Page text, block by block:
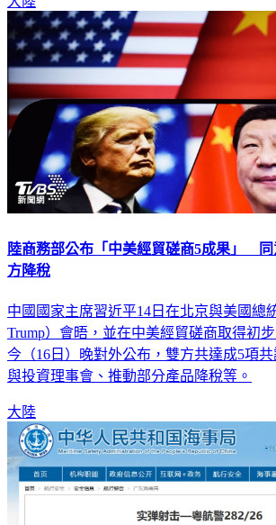
大陸
陸商務部公布「中美經貿磋商5成果」 同
中國國家主席習近平14日在北京與美國總
Trump）會晤，並在中美經貿磋商取得初
今（16日）晚對外公布，雙方共達成5項共
大陸